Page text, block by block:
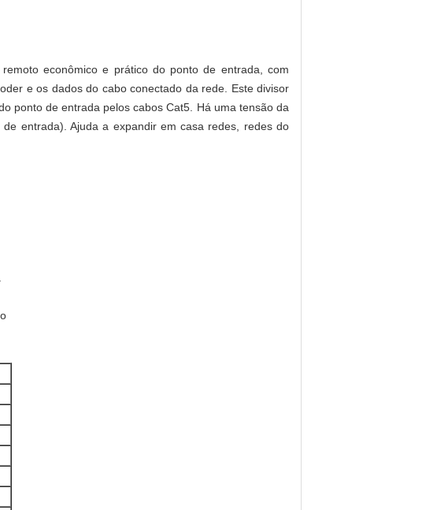
econômico e prático do ponto de entrada, com
e os dados do cabo conectado da rede. Este divisor
ponto de entrada pelos cabos Cat5. Há uma tensão da
entrada). Ajuda a expandir em casa redes, redes do